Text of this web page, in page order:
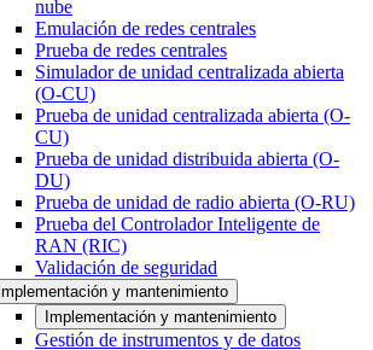
nube
Emulación de redes centrales
Prueba de redes centrales
Simulador de unidad centralizada abierta
(O-CU)
Prueba de unidad centralizada abierta (O-
CU)
Prueba de unidad distribuida abierta (O-
DU)
Prueba de unidad de radio abierta (O-RU)
Prueba del Controlador Inteligente de
RAN (RIC)
Validación de seguridad
Implementación y mantenimiento
Implementación y mantenimiento
Gestión de instrumentos y de datos